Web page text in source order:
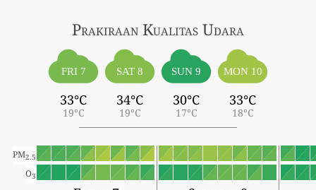
Prakiraan Kualitas Udara
FRI 7
33°C
19°C
SAT 8
34°C
19°C
SUN 9
30°C
17°C
MON 10
33°C
18°C
PM2.5
O3